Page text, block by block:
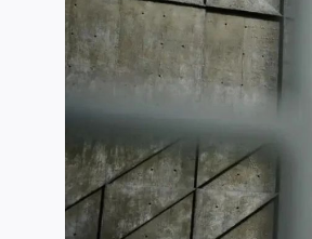
Política
Colunas
Internacional
Marketing
Tecnologia